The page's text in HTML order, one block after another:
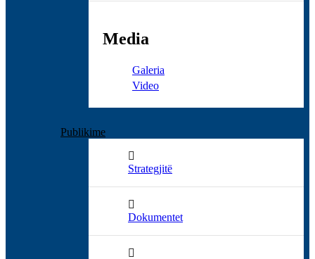
Media
Galeria
Video
Publikime
Strategjitë
Dokumentet